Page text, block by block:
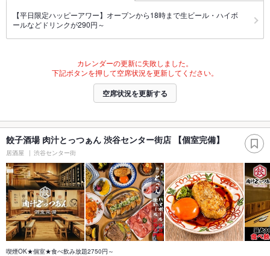
【平日限定ハッピーアワー】オープンから18時まで生ビール・ハイボ
ールなどドリンクが290円～
カレンダーの更新に失敗しました。
下記ボタンを押して空席状況を更新してください。
空席状況を更新する
餃子酒場 肉汁とっつぁん 渋谷センター街店 【個室完備】
居酒屋 渋谷センター街
喫煙OK★個室★食べ飲み放題2750円～